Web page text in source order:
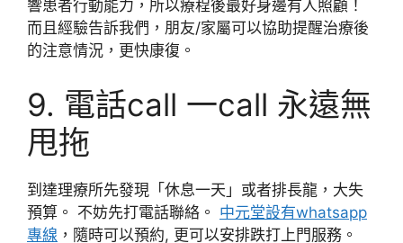
響患者行動能力，所以療程後最好身邊有人照顧！
而且經驗告訴我們，朋友/家屬可以協助提醒治療後
的注意情況，更快康復。
9. 電話call 一call 永遠無
甩拖
到達理療所先發現「休息一天」或者排長龍，大失
預算。 不妨先打電話聯絡。 中元堂設有whatsapp
專線 ，隨時可以預約, 更可以安排跌打上門服務。